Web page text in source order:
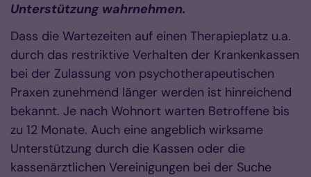
Unterstützung wahrnehmen.
Dass die Wartezeiten auf einen Therapieplatz u.a.
durch das restriktive Verhalten der Krankenkassen
bei der Zulassung von psychotherapeutischen
Praxen zunehmend länger werden ist hinreichend
bekannt. Je nach Wohnort warten Betroffene bis
zu 12 Monate. Auch eine angeblich wirksame
Unterstützung durch die Kassen oder die
kassenärztlichen Vereinigungen bei der Suche